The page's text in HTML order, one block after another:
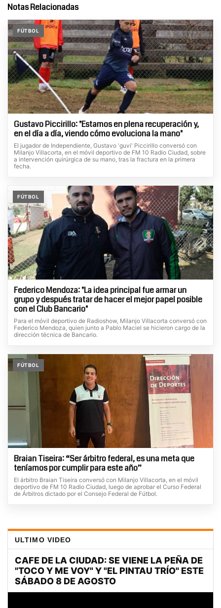
Notas Relacionadas
FÚTBOL
Gustavo Piccirillo: "Estamos en plena recuperación y,
en el día a día, viendo cómo evoluciona la mano"
El jugador de Independiente, Gustavo 'guvi' Piccirillo conversó con
Milanjo Villacorta, en el móvil deportivo de FM 10 Radio Ciudad, sobre
a intervención quirúrgica de su mano, tras la fractura en la primera
fecha.
FÚTBOL
Federico Mendoza: "La idea principal fue armar un
grupo y después tratar de hacer el mejor papel posible
con el Club Bancario"
Para el móvil deportivo de Radioshow, Milanjo Villacorta conversó con
Federico Mendoza, quien junto a Pablo Maciel se hicieron cargo de la
dirección técnica de Bancario.
FÚTBOL
Braian Tiseira: “Ser árbitro federal, es una meta que
teníamos por cumplir para este año”
El árbitro Braian Tiseira conversó con Milanjo Villacorta, en el móvil
deportivo de FM 10 Radio Ciudad, luego de aprobar el Curso Federal
de Árbitros dictado por el Consejo Federal de Fútbol.
ULTIMO VIDEO